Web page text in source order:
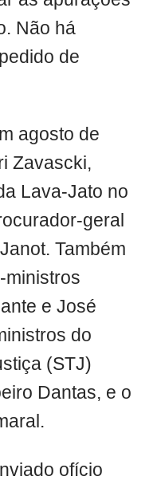
Não há
de
agosto de
Zavascki,
Lava-Jato no
geral
Também
ministros
e José
do
(STJ)
Dantas, e o
ofício